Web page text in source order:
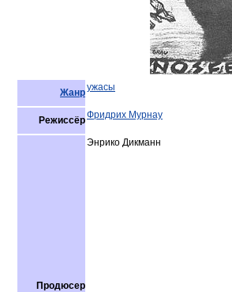
Жанружасы
РежиссёрФридрих Мурнау
Продюсер
Энрико Дикманн